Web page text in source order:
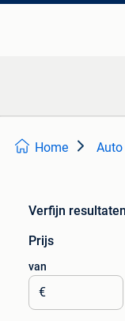
Home Auto
Verfijn resultaten
Prijs
van
€